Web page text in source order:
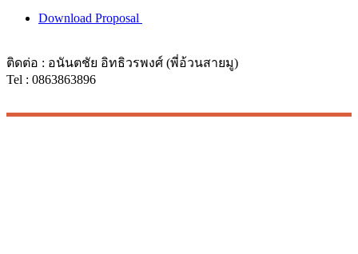
Download Proposal
ติดต่อ : อนันตชัย อิทธิวรพงศ์ (พี่อ้วนสายมู)
Tel : 0863863896